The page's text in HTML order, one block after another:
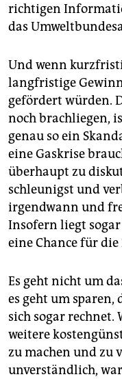
richtigen
das
Und wenn
langfristige
gefördert würden.
noch brachliegen,
genau so ein
eine Gaskrise
überhaupt zu
schleunigst und
irgendwann und
Insofern liegt
eine Chance für
Es geht nicht um
es geht um sparen,
sich sogar rechnet.
weitere
zu machen und zu
unverständlich,